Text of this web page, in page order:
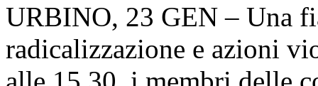
URBINO, 23 GEN – Una
radicalizzazione e azioni